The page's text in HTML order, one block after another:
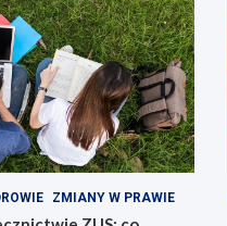
ZMIANY W PRAWIE